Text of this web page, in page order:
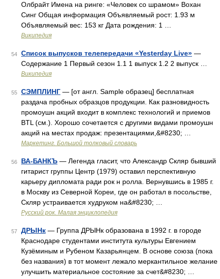
Олбрайт Имена на ринге: «Человек со шрамом» Вохан
Синг Общая информация Объявляемый рост: 1.93 м
Объявляемый вес: 153 кг Дата рождения: 1 …
Википедия
54 Список выпусков телепередачи «Yesterday Live» —
Содержание 1 Первый сезон 1.1 1 выпуск 1.2 2 выпуск …
Википедия
55 СЭМПЛИНГ — [от англ. Sample образец] бесплатная
раздача пробных образцов продукции. Как разновидность
промоушн акций входит в комплекс технологий и приемов
BTL (см.). Хорошо сочетается с другими видами промоушн
акций на местах продаж: презентациями,&#8230; …
Маркетинг. Большой толковый словарь
56 ВА-БАНКЪ — Легенда гласит, что Александр Скляр бывший
гитарист группы Центр (1979) оставил перспективную
карьеру дипломата ради рок н ролла. Вернувшись в 1985 г.
в Москву из Северной Кореи, где он работал в посольстве,
Скляр устраивается худруком на&#8230; …
Русский рок. Малая энциклопедия
57 ДРЫНк — Группа ДРЫНк образована в 1992 г. в городе
Краснодаре студентами института культуры Евгением
Кузёминым и Рубеном Казарьянцем. В основе союза (пока
без названия) в тот момент лежало меркантильное желание
улучшить материальное состояние за счет&#8230; …